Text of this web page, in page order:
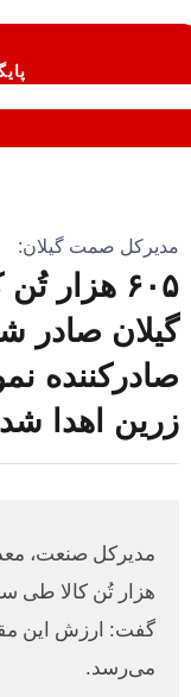
مدیرکل صمت گیلان:
۶۰۵ هزار
صادرکننده
زرین اهدا شد
هزار تُن کالا طی
می‌رسد.